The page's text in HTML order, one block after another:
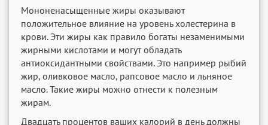
Мононенасыщенные жиры оказывают
положительное влияние на уровень холестерина в
крови. Эти жиры как правило богаты незаменимыми
жирными кислотами и могут обладать
антиоксидантными свойствами. Это например рыбий
жир, оливковое масло, рапсовое масло и льняное
масло. Такие жиры можно отнести к полезным
жирам.
Двадцать процентов ваших калорий в день должны